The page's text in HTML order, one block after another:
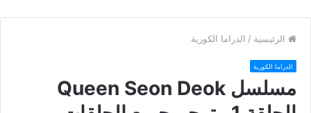
الرئيسية / الدراما الكورية
الدراما الكورية
مسلسل Queen Seon Deok